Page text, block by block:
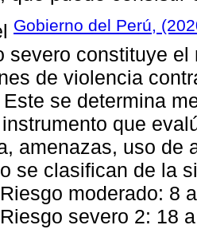
Gobierno del Perú,
severo constituye
de violencia
se determina
que
amenazas, uso de
se clasifican de la
moderado: 8
severo 2: 18